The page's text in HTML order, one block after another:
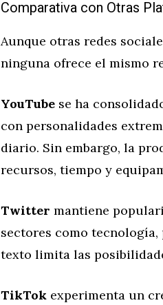
Comparativa con Otras
Aunque otras redes
ninguna ofrece el mismo
YouTube se ha
con personalidades
diario. Sin embargo, la
recursos, tiempo y
Twitter mantiene
sectores como
texto limita las
TikTok experimenta un